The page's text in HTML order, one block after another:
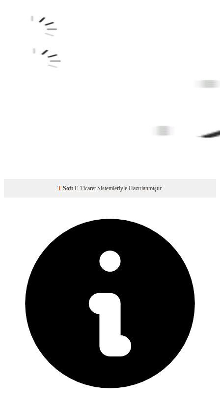
T-Soft E-Ticaret Sistemleriyle Hazırlanmıştır.